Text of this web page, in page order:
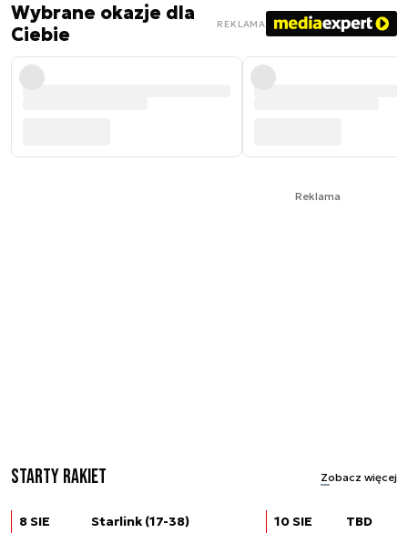
Wybrane okazje dla
Ciebie
REKLAMA
Reklama
Starty rakiet Zobacz więcej
8 SIE
Starlink (17-38)
10 SIE
TBD